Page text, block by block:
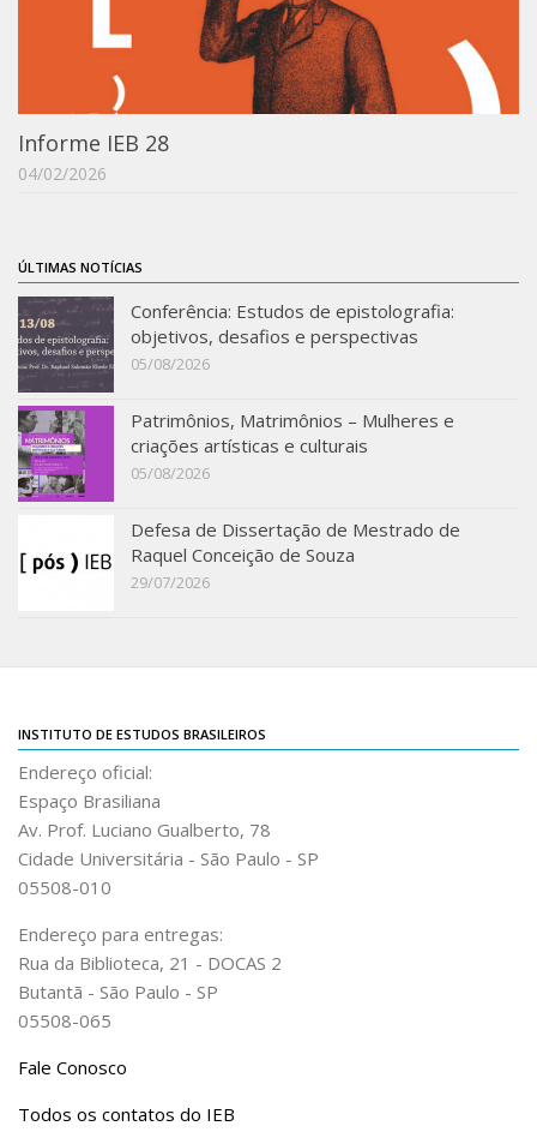
Podcast
IEBinário
IEB Minecraft
Hackathon e Edit-a-thon
Wikimedia e Wikidata
LABIEB
Sobre o LABIEB
Convenios
Eventos
Núcleos de Atividades
Últimas notícias
Graduação
Acervo
Publicações
Almanack Braziliense
Cadernos do IEB
Estudos Brasileiros
Guia do IEB
Informe IEB
Livros publicados
MarioScriptor
Informe IEB 28
04/02/2026
ÚLTIMAS NOTÍCIAS
Conferência: Estudos de epistolografia:
objetivos, desafios e perspectivas
05/08/2026
Patrimônios, Matrimônios – Mulheres e
criações artísticas e culturais
05/08/2026
Defesa de Dissertação de Mestrado de
Raquel Conceição de Souza
29/07/2026
INSTITUTO DE ESTUDOS BRASILEIROS
Endereço oficial:
Espaço Brasiliana
Av. Prof. Luciano Gualberto, 78
Cidade Universitária - São Paulo - SP
05508-010
Endereço para entregas:
Rua da Biblioteca, 21 - DOCAS 2
Butantã - São Paulo - SP
05508-065
Fale Conosco
Todos os contatos do IEB